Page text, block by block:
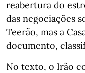
reabertura do
das negociações
Teerão, mas a
documento,
No texto, o Irão